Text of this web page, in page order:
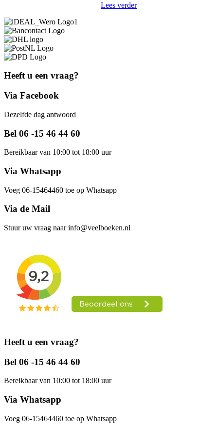
Lees verder
Heeft u een vraag?
Via Facebook
Dezelfde dag antwoord
Bel 06 -15 46 44 60
Bereikbaar van 10:00 tot 18:00 uur
Via Whatsapp
Voeg 06-15464460 toe op Whatsapp
Via de Mail
Stuur uw vraag naar info@veelboeken.nl
Heeft u een vraag?
Bel 06 -15 46 44 60
Bereikbaar van 10:00 tot 18:00 uur
Via Whatsapp
Voeg 06-15464460 toe op Whatsapp